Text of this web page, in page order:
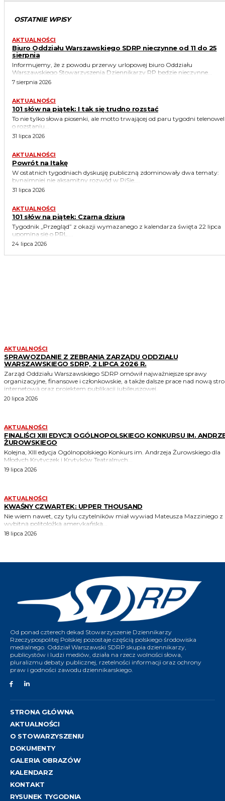
Od ponad czterech dekad Stowarzyszenie Dziennikarzy
Rzeczypospolitej Polskiej pozostaje częścią polskiego środowiska
medialnego. Oddział Warszawski SDRP skupia dziennikarzy,
publicystów i ludzi mediów, działa na rzecz wolności słowa,
pluralizmu debaty publicznej, rzetelności informacji oraz ochrony
praw i godności zawodu dziennikarskiego.
STRONA GŁÓWNA
AKTUALNOŚCI
O STOWARZYSZENIU
DOKUMENTY
GALERIA OBRAZÓW
KALENDARZ
KONTAKT
RYSUNEK TYGODNIA